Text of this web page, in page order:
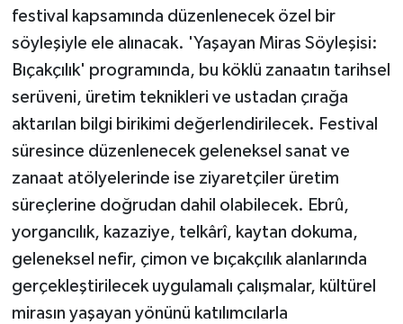
festival kapsamında düzenlenecek özel bir
söyleşiyle ele alınacak. 'Yaşayan Miras Söyleşisi:
Bıçakçılık' programında, bu köklü zanaatın tarihsel
serüveni, üretim teknikleri ve ustadan çırağa
aktarılan bilgi birikimi değerlendirilecek. Festival
süresince düzenlenecek geleneksel sanat ve
zanaat atölyelerinde ise ziyaretçiler üretim
süreçlerine doğrudan dahil olabilecek. Ebrû,
yorgancılık, kazaziye, telkârî, kaytan dokuma,
geleneksel nefir, çimon ve bıçakçılık alanlarında
gerçekleştirilecek uygulamalı çalışmalar, kültürel
mirasın yaşayan yönünü katılımcılarla